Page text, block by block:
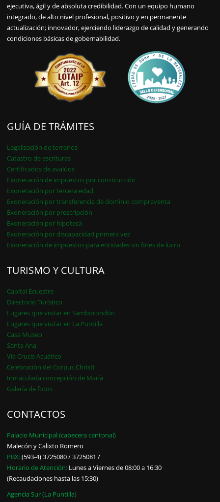
ejecutiva, ágil y de absoluta credibilidad. Con un equipo humano
integrado, de alto nivel profesional, positivo y en permanente
actualización; innovador, ejerciendo liderazgo de calidad y generando
condiciones básicas de gobernabilidad.
GUÍA DE TRÁMITES
Legalización de terrenos
Catastro de escrituras
Certificados de avalúos
Exoneración de impuestos por construcción
Exoneración por tercera edad
Exoneración por transferencia de dominio compraventa
Exoneración por prescripción
Exoneración por hipoteca
Exoneración por discapacidad primera vez
Exoneración de impuestos para entidades sin fines de lucro
TURISMO Y CULTURA
Capital Ecuestre
Directorio Turístico
Lugares que visitar en Samborondón
Lugares que visitar en La Puntilla
Casa Museo
Santa Ana
Vía Crucis Acuático
Celebración del Corpus Christi
Inmaculada concepción de María
Galería de fotos
CONTACTOS
Palacio Municipal (cabecera cantonal)
Malecón y Calixto Romero
PBX:(593-4) 3725080 / 3725081 /
Horario de Atención: Lunes a Viernes de 08:00 a 16:30
(Recaudaciones hasta las 15:30)
Agencia Sur (La Puntilla)